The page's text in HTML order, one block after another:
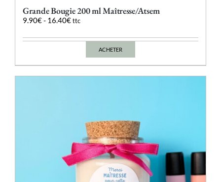
Grande Bougie 200 ml Maîtresse/Atsem
9.90€- 16.40€ ttc
ACHETER
Ce
être
choisies
sur
la
page
du
produit